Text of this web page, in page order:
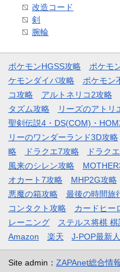
改造コード
剣
腕輪
ポケモンHGSS攻略 ポケモ
ケモンダイパ攻略
ポケモン
コ攻略
アルトネリコ2攻略
タズム攻略
リーズのアトリ
聖剣伝説4・DS(COM)・
リーのワンダーランド3D攻略
略
ドラクエ7攻略 ドラク
風来のシレン攻略
オカート7攻略
MHP2G攻略
悪魔の箱攻略
最後の時間旅
コンタクト攻略
カードヒー
レーニング
ステルス将棋
Amazon
楽天 J-POP最新
Site admin： ZAPAnet総合情